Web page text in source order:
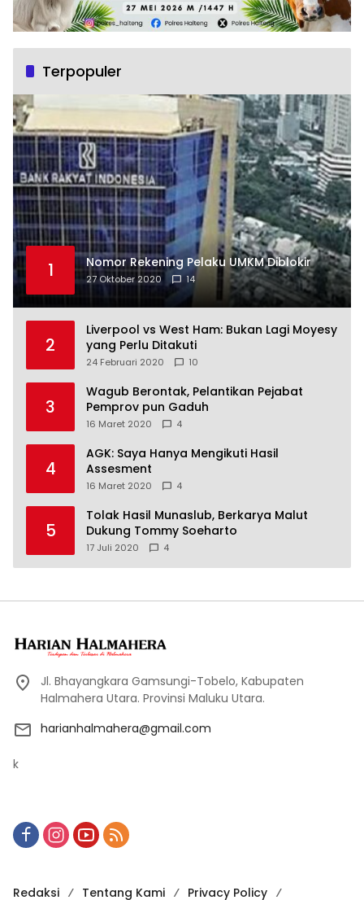
Terpopuler
1 Nomor Rekening Pelaku UMKM Diblokir
27 Oktober 2020 14
2
Liverpool vs West Ham: Bukan Lagi Moyesy
yang Perlu Ditakuti
24 Februari 2020 10
3
Wagub Berontak, Pelantikan Pejabat
Pemprov pun Gaduh
16 Maret 2020 4
4
AGK: Saya Hanya Mengikuti Hasil
Assesment
16 Maret 2020 4
5
Tolak Hasil Munaslub, Berkarya Malut
Dukung Tommy Soeharto
17 Juli 2020 4
Jl. Bhayangkara Gamsungi-Tobelo, Kabupaten
Halmahera Utara. Provinsi Maluku Utara.
harianhalmahera@gmail.com
k
Redaksi Tentang Kami Privacy Policy